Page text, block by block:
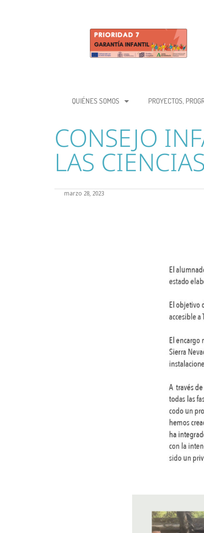
QUIÉNES SOMOS PROYECTOS,
CONSEJO
LAS CIENCIAS
marzo 28, 2023